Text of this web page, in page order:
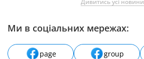
Дивитись усі новини
Ми в соціальних мережах:
page group